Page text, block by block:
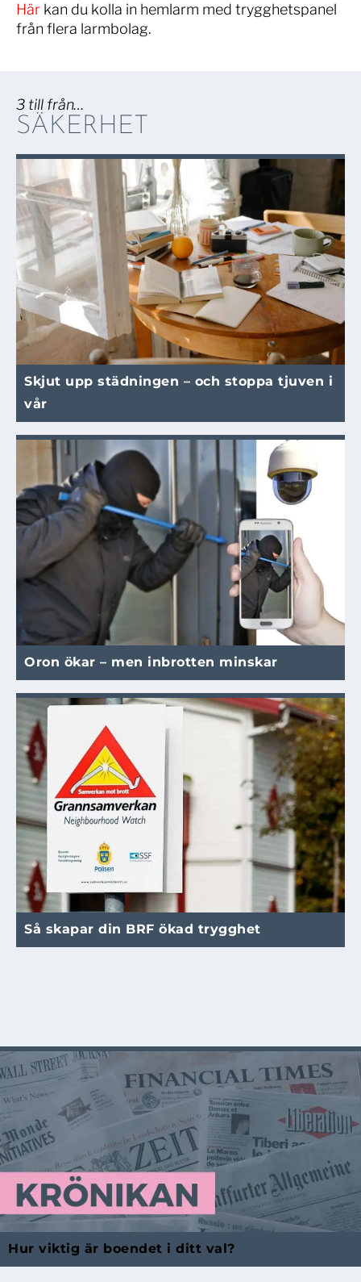
Här kan du kolla in hemlarm med trygghetspanel
från flera larmbolag.
3 till från…
SÄKERHET
Skjut upp städningen – och stoppa tjuven i
vår
Oron ökar – men inbrotten minskar
Så skapar din BRF ökad trygghet
Hur viktig är boendet i ditt val?